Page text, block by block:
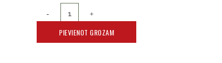
PIEVIENOT GROZAM